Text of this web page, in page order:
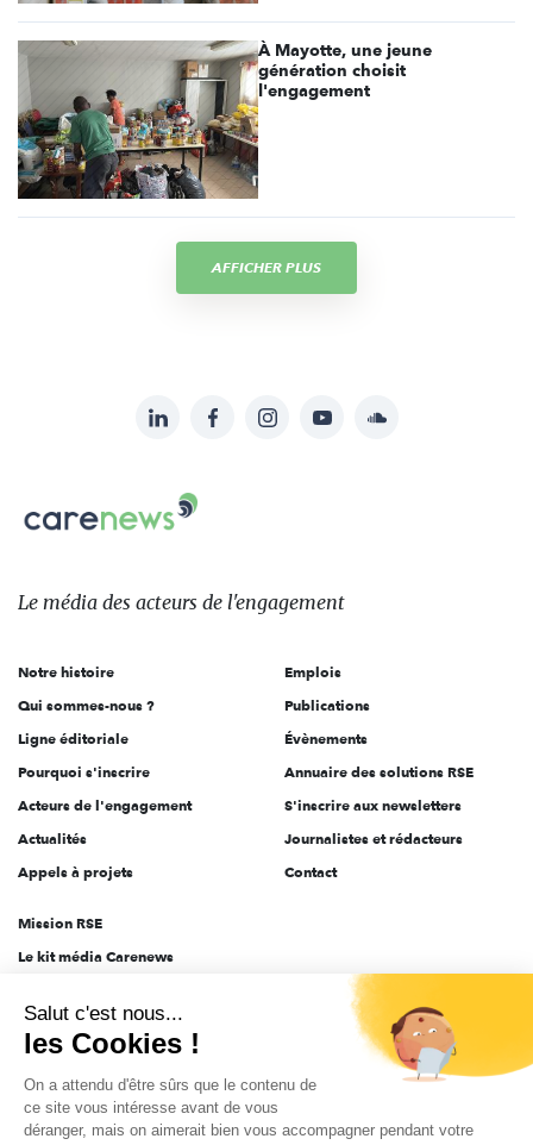
À Mayotte, une jeune
génération choisit
l'engagement
AFFICHER PLUS
sur:
LinkedInFacebookInstagramYouTubeSoundcloud
Carenews,
Le
des
l'engagement
Le média des acteurs de l'engagement
Notre histoire
Qui sommes-nous ?
Ligne éditoriale
Pourquoi s'inscrire
Acteurs de l'engagement
Actualités
Appels à projets
Emplois
Publications
Évènements
Annuaire des solutions RSE
S'inscrire aux newsletters
Journalistes et rédacteurs
Contact
Mission RSE
Le kit média Carenews
AEF info
Novethic
PRODURABLE
Inclusiv Day
Salut c'est nous...
les Cookies !
On a attendu d'être sûrs que le contenu de
ce site vous intéresse avant de vous
déranger, mais on aimerait bien vous accompagner pendant votre